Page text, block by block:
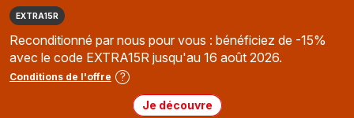
EXTRA15R
Reconditionné par nous pour vous : bénéficiez de -15%
avec le code EXTRA15R jusqu'au 16 août 2026.
Conditions de l'offre
Je découvre